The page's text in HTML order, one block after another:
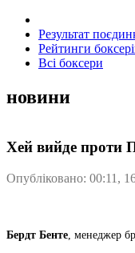
Результат
Рейтинги
Всі боксери
новини
Хей вийде проти
Опубліковано: 00:11,
Бердт Бенте , менеджер